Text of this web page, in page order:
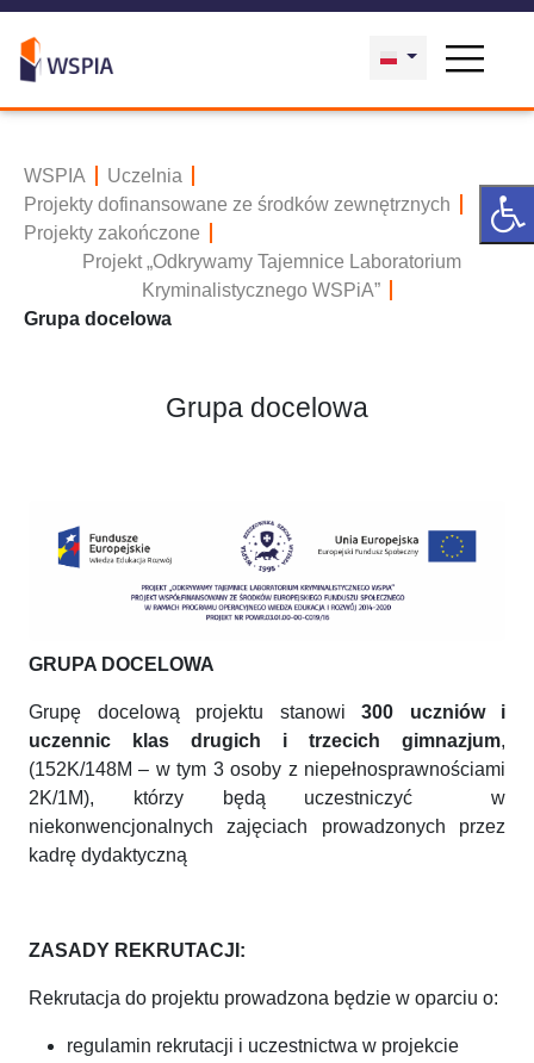
WSPIA
Uczelnia
Projekty dofinansowane ze środków zewnętrznych
Projekty zakończone
Projekt „Odkrywamy Tajemnice Laboratorium
Kryminalistycznego WSPiA”
Grupa docelowa
Grupa docelowa
GRUPA DOCELOWA
Grupę docelową projektu stanowi 300 uczniów i
uczennic klas drugich i trzecich gimnazjum,
(152K/148M – w tym 3 osoby z niepełnosprawnościami
2K/1M), którzy będą uczestniczyć w
niekonwencjonalnych zajęciach prowadzonych przez
kadrę dydaktyczną
ZASADY REKRUTACJI:
Rekrutacja do projektu prowadzona będzie w oparciu o:
regulamin rekrutacji i uczestnictwa w projekcie